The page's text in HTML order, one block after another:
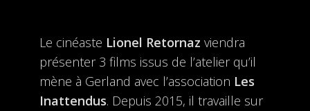
Le cinéaste Lionel Retornaz viendra
présenter 3 films issus de l’atelier qu’il
mène à Gerland avec l’association Les
Inattendus. Depuis 2015, il travaille sur